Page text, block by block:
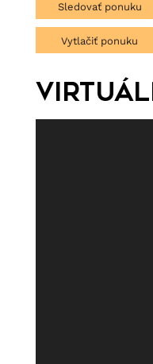
Sledovať ponuku
Vytlačiť ponuku